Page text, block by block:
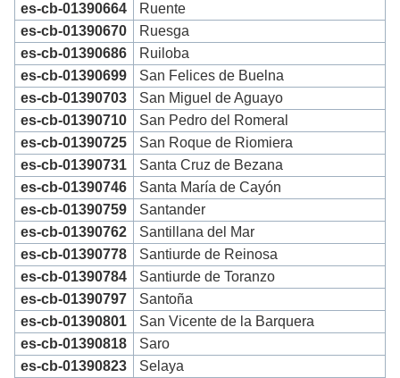
es-cb-01390664
Ruente
es-cb-01390670
Ruesga
es-cb-01390686
Ruiloba
es-cb-01390699
San Felices de Buelna
es-cb-01390703
San Miguel de Aguayo
es-cb-01390710
San Pedro del Romeral
es-cb-01390725
San Roque de Riomiera
es-cb-01390731
Santa Cruz de Bezana
es-cb-01390746
Santa María de Cayón
es-cb-01390759
Santander
es-cb-01390762
Santillana del Mar
es-cb-01390778
Santiurde de Reinosa
es-cb-01390784
Santiurde de Toranzo
es-cb-01390797
Santoña
es-cb-01390801
San Vicente de la Barquera
es-cb-01390818
Saro
es-cb-01390823
Selaya